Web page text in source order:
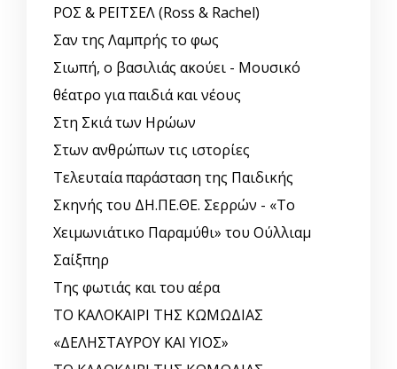
ΡΟΣ & ΡΕΪΤΣΕΛ (Ross & Rachel)
Σαν της Λαμπρής το φως
Σιωπή, ο βασιλιάς ακούει - Μουσικό
θέατρο για παιδιά και νέους
Στη Σκιά των Ηρώων
Στων ανθρώπων τις ιστορίες
Τελευταία παράσταση της Παιδικής
Σκηνής του ΔΗ.ΠΕ.ΘΕ. Σερρών - «Το
Χειμωνιάτικο Παραμύθι» του Ούλλιαμ
Σαίξπηρ
Της φωτιάς και του αέρα
ΤΟ ΚΑΛΟΚΑΙΡΙ ΤΗΣ ΚΩΜΩΔΙΑΣ
«ΔΕΛΗΣΤΑΥΡΟΥ ΚΑΙ ΥΙΟΣ»